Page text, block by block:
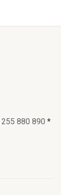
255 880 890 *